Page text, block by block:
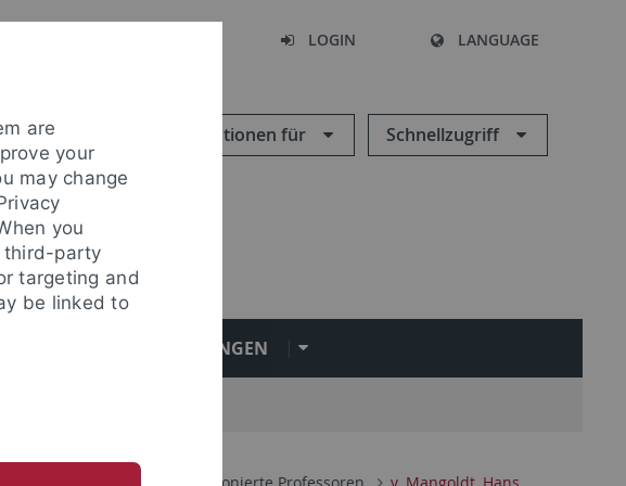
LOGIN LANGUAGE
Informationen für Schnellzugriff
EINRICHTUNGEN
Emeritierte und pensionierte Professoren v. Mangoldt, Hans
are
your
may change
you
third-party
targeting and
be linked to